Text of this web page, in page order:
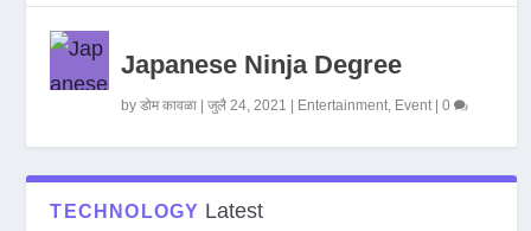
Japanese Ninja Degree
byडोम कावळा |जुलै 24, 2021 Entertainment, Event|0
TECHNOLOGY Latest